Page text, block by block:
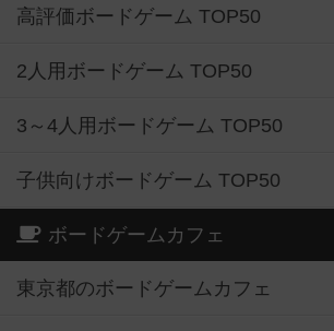
高評価ボードゲーム TOP50
2人用ボードゲーム TOP50
3～4人用ボードゲーム TOP50
子供向けボードゲーム TOP50
ボードゲームカフェ
東京都のボードゲームカフェ